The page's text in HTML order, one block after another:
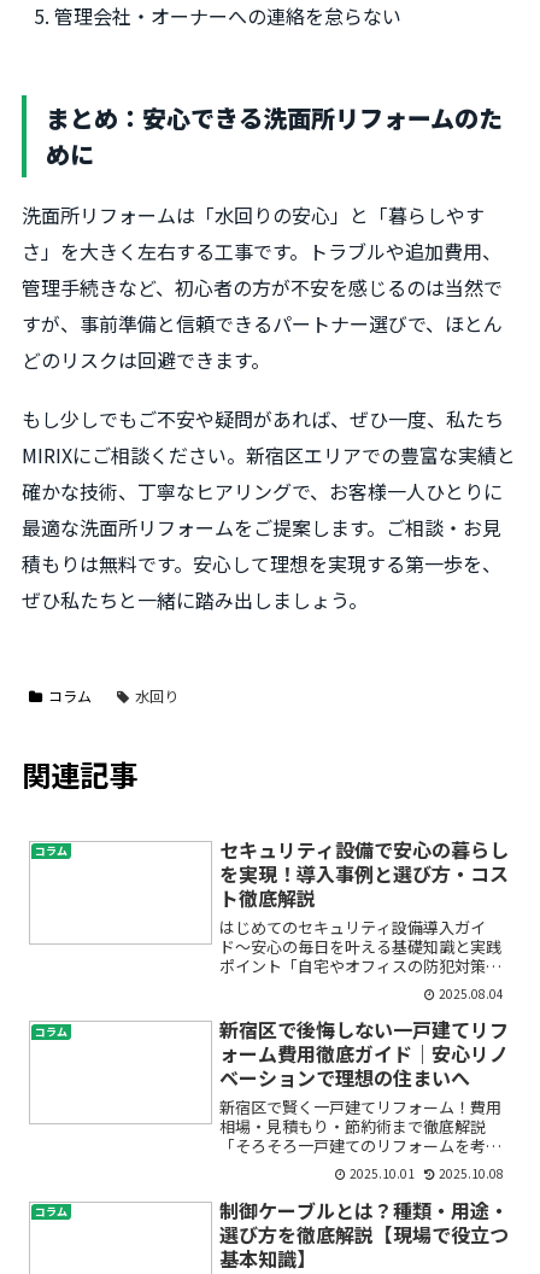
管理会社・オーナーへの連絡を怠らない
まとめ：安心できる洗面所リフォームのた
めに
洗面所リフォームは「水回りの安心」と「暮らしやす
さ」を大きく左右する工事です。トラブルや追加費用、
管理手続きなど、初心者の方が不安を感じるのは当然で
すが、事前準備と信頼できるパートナー選びで、ほとん
どのリスクは回避できます。
もし少しでもご不安や疑問があれば、ぜひ一度、私たち
MIRIXにご相談ください。新宿区エリアでの豊富な実績と
確かな技術、丁寧なヒアリングで、お客様一人ひとりに
最適な洗面所リフォームをご提案します。ご相談・お見
積もりは無料です。安心して理想を実現する第一歩を、
ぜひ私たちと一緒に踏み出しましょう。
コラム 水回り
関連記事
コラム
セキュリティ設備で安心の暮らし
を実現！導入事例と選び方・コス
ト徹底解説
はじめてのセキュリティ設備導入ガイ
ド〜安心の毎日を叶える基礎知識と実践
ポイント「自宅やオフィスの防犯対策、
何から始めたらいいか分からない」「セ
キュリティ設備って高そうだし、難しそ
う…」。そんな不安を抱えていません
か？この記事では、セキュリテ...
2025.08.04
コラム
新宿区で後悔しない一戸建てリフ
ォーム費用徹底ガイド｜安心リノ
ベーションで理想の住まいへ
新宿区で賢く一戸建てリフォーム！費用
相場・見積もり・節約術まで徹底解説
「そろそろ一戸建てのリフォームを考え
ているけれど、費用がどれくらいかかる
のか不安」「予算内で理想の住まいを実
現できるのだろうか」「リフォーム費用
を上手に抑える方法は？」―...
2025.10.01 2025.10.08
コラム
制御ケーブルとは？種類・用途・
選び方を徹底解説【現場で役立つ
基本知識】